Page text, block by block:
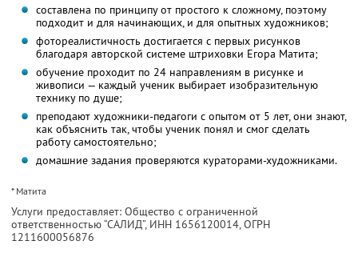
составлена по принципу от простого к сложному, поэтому
подходит и для начинающих, и для опытных художников;
фотореалистичность достигается с первых рисунков
благодаря авторской системе штриховки Егора Матита;
обучение проходит по 24 направлениям в рисунке и
живописи — каждый ученик выбирает изобразительную
технику по душе;
преподают художники-педагоги с опытом от 5 лет, они знают,
как объяснить так, чтобы ученик понял и смог сделать
работу самостоятельно;
домашние задания проверяются кураторами-художниками.
* Матита
Услуги предоставляет: Общество с ограниченной
ответственностью “САЛИД”, ИНН 1656120014, ОГРН
1211600056876